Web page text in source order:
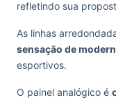
refletindo sua
As linhas
sensação de
esportivos.
O painel analógico é